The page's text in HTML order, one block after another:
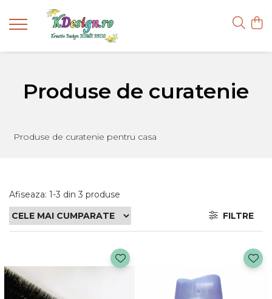
Produse de curatenie
Produse de curatenie pentru casa
Afiseaza: 1-3 din 3 produse
FILTRE